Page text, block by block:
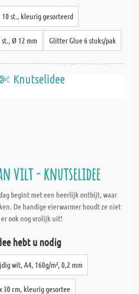
st., kleurig gesorteerd
Ø 12 mm Glitter Glue 6 stuks/pak
Knutselidee
vilt - knutselidee
begint met een heerlijk ontbijt, waar
De handige eierwarmer houdt ze niet
ook nog vrolijk uit!
hebt u nodig
wit, A4, 160g/m², 0,2 mm
30 cm, kleurig gesortee